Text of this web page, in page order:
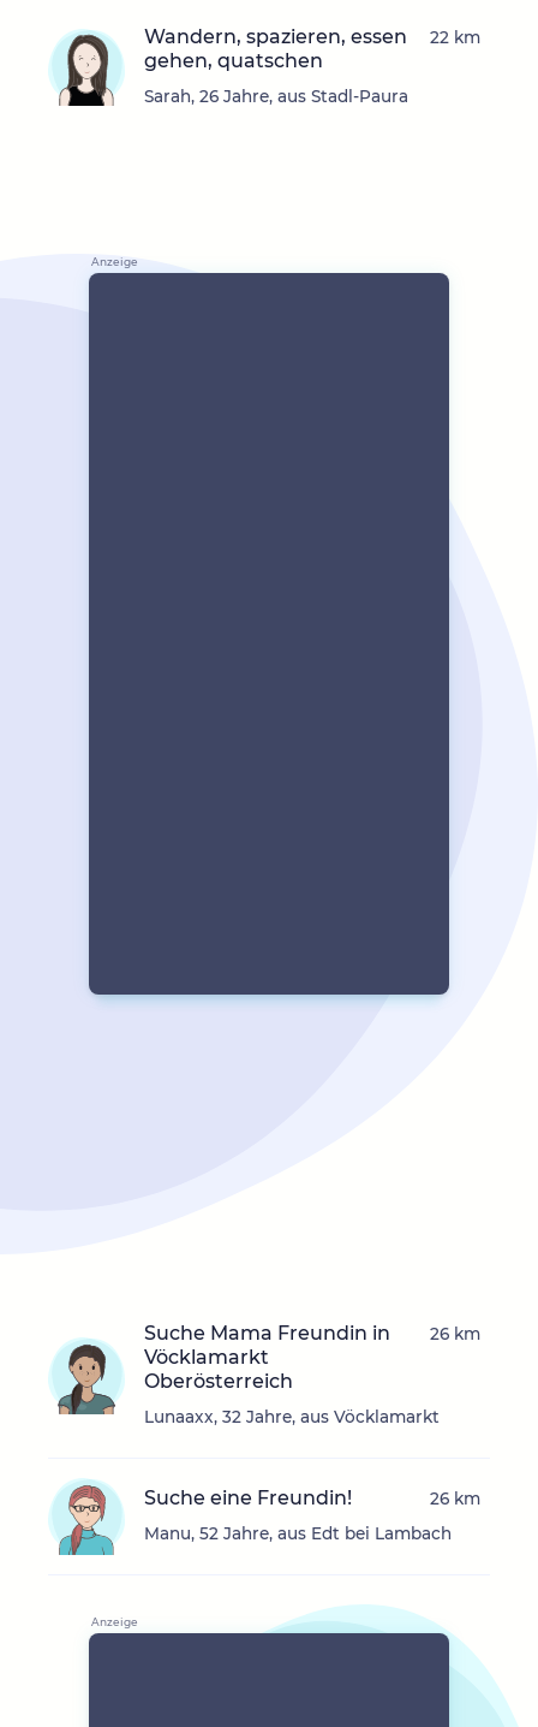
Wandern, spazieren, essen
gehen, quatschen
Sarah, 26 Jahre, aus Stadl-Paura
22 km
Suche Mama Freundin in
Vöcklamarkt
Oberösterreich
Lunaaxx, 32 Jahre, aus Vöcklamarkt
26 km
Suche eine Freundin!
Manu, 52 Jahre, aus Edt bei Lambach
26 km